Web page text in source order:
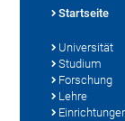
Startseite
Universität
Studium
Forschung
Lehre